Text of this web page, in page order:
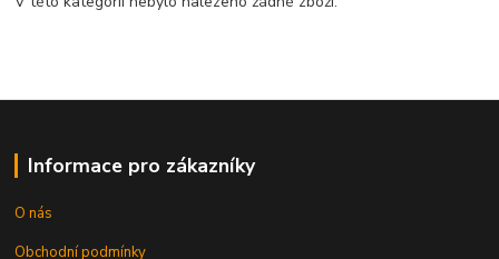
Informace pro zákazníky
O nás
Obchodní podmínky